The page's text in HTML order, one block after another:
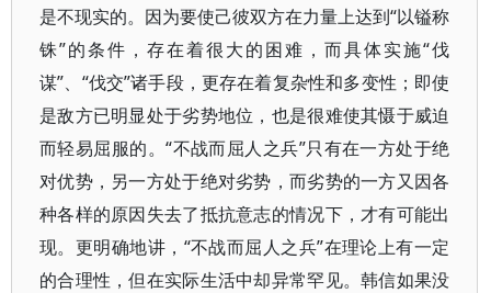
是不现实的。因为要使己彼双方在力量上达到“以镒称
铢”的条件，存在着很大的困难，而具体实施“伐
谋”、“伐交”诸手段，更存在着复杂性和多变性；即使
是敌方已明显处于劣势地位，也是很难使其慑于威迫
而轻易屈服的。“不战而屈人之兵”只有在一方处于绝
对优势，另一方处于绝对劣势，而劣势的一方又因各
种各样的原因失去了抵抗意志的情况下，才有可能出
现。更明确地讲，“不战而屈人之兵”在理论上有一定
的合理性，但在实际生活中却异常罕见。韩信如果没